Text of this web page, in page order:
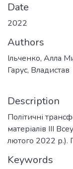
Date
2022
Authors
Ільченко, Алла
Гарус, Владистав
Description
Політичні
матеріалів III
лютого 2022 р.).
Keywords